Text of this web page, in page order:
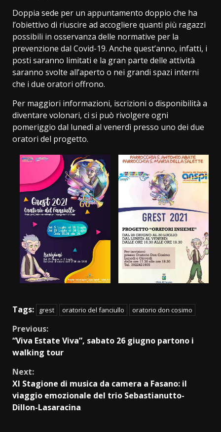
Doppia sede per un appuntamento doppio che ha
l’obiettivo di riuscire ad accogliere quanti più ragazzi
possibili in osservanza delle normative per la
prevenzione dal Covid-19. Anche quest’anno, infatti, i
posti saranno limitati e la gran parte delle attività
saranno svolte all’aperto o nei grandi spazi interni
che i due oratori offrono.
Per maggiori informazioni, iscrizioni o disponibilità a
diventare volonari, ci si può rivolgere ogni
pomeriggio dal lunedì al venerdì presso uno dei due
oratori del progetto.
Tags: grest oratorio del fanciullo oratorio don cosimo
Continue
Reading
Previous:
“Viva Estate Viva”, sabato 26 giugno partono i
walking tour
Next:
XI Stagione di musica da camera a Fasano: il
viaggio emozionale del trio Sebastianutto-
Dillon-Lasaracina